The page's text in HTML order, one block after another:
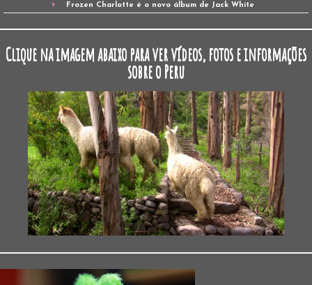
Frozen Charlotte é o novo álbum de Jack White
Clique na imagem abaixo para ver vídeos, fotos e informações
sobre o Peru